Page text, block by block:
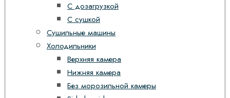
С дозагрузкой
С сушкой
Сушильные машины
Холодильники
Верхняя камера
Нижняя камера
Без морозильной камеры